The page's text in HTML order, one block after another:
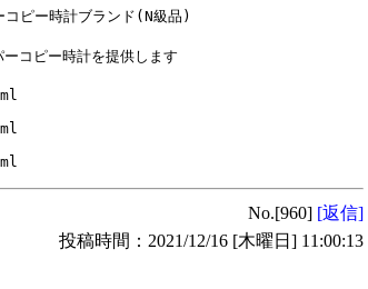
ピー時計ブランド(N級品)
コピー時計を提供します
No.[960] [返信]
投稿時間：2021/12/16 [木曜日] 11:00:13